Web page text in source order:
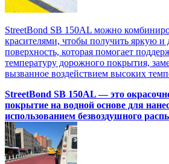
StreetBond SB 150AL можно
красителями, чтобы получить яркую и
поверхность, которая помогает
температуру дорожного покрытия,
вызванное воздействием высоких
StreetBond SB 150AL — это
покрытие на водной основе для
использованием безвоздушного